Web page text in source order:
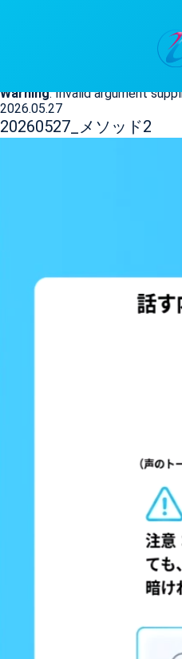
Warning: Invalid argument
2026.05.27
20260527_メソッド2